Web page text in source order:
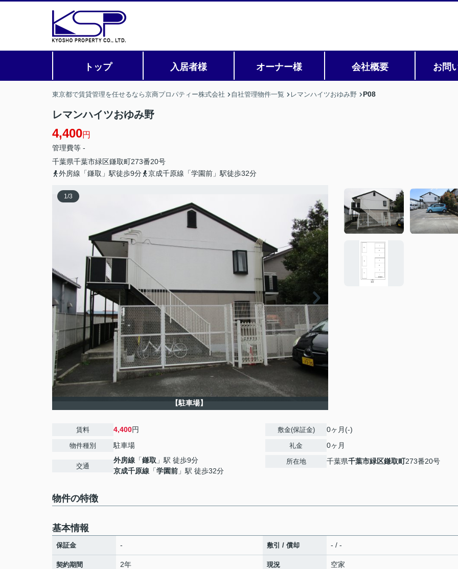
トップ 入居者様 オーナー様 会社概要 お問
東京都で賃貸管理を任せるなら京商プロパティー株式会社 自社管理物件一覧 レマンハイツおゆみ野 P08
レマンハイツおゆみ野
4,400円
管理費等 -
千葉県千葉市緑区鎌取町273番20号
外房線「鎌取」駅徒歩9分
京成千原線「学園前」駅徒歩32分
1/3
【駐車場】
賃料 4,400円
物件種別 駐車場
交通
外房線 「鎌取 」駅 徒歩9分
京成千原線 「学園前 」駅 徒歩32分
敷金(保証金) 0ヶ月(-)
礼金 0ヶ月
所在地 千葉県千葉市緑区鎌取町273番20号
物件の特徴
基本情報
保証金 - 敷引 / 償却 - / -
契約期間 2年 現況 空家